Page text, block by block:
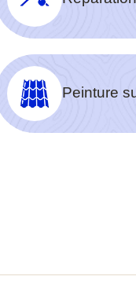
Peinture